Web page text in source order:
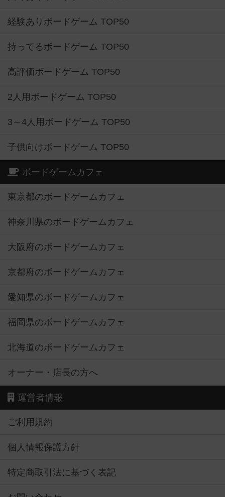
経験ありボードゲーム TOP50
持ってるボードゲーム TOP50
高評価ボードゲーム TOP50
2人用ボードゲーム TOP50
3～4人用ボードゲーム TOP50
子供向けボードゲーム TOP50
ボードゲームカフェ
東京都のボードゲームカフェ
神奈川県のボードゲームカフェ
大阪府のボードゲームカフェ
京都府のボードゲームカフェ
愛知県のボードゲームカフェ
福岡県のボードゲームカフェ
北海道のボードゲームカフェ
オーナー・店長の方へ
運営者情報
ご利用規約
個人情報保護方針
特定商取引法に基づく表記